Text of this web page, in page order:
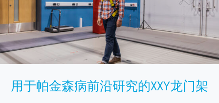
用于帕金森病前沿研究的XXY龙门架